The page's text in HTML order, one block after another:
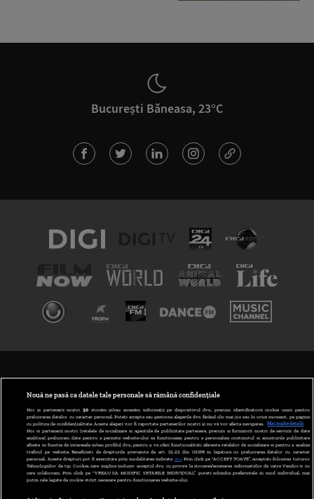
București Băneasa, 23°C
ABONARE DIGI TV
GESTIONAȚI PREFERINȚELE
CODUL DIGI24
CAMERE WEB
Nouă ne pasă ca datele tale personale să rămână confidențiale
Noi și partenerii noștri 30stocăm și/sau accesăm informații pe dispozitivul dvs., precum identificatorii cookie unici pentru
prelucrarea datelor cu caracter personal. Puteți accepta sau gestiona alegerile dvs. făcând clic mai jos sau în orice moment, pe pagina
cu politica de confidențialitate. Aceste alegeri vor fi raportate partenerilor noștri și nu vă vor afecta navigarea.
Mai multe detalii
Noi si partenerii nostri (retelele de socializare si agentiile de publicitate partenere, precum si furnizorii nostri de servicii de date
analitice) prelucram date pentru a permite website-ului sa functioneze, pentru a personaliza continutul si anunturile publicitare
afisate in functie de interesele si/sau profilul dvs., pentru a va oferi functionalitati aferente retelelor de socializare si pentru a analiza
traficul pe website. Beneficiati de drepturile prevazute de art. 15-22 din GDPR in legatura cu prelucrarea datelor cu caracter
personal. Aceste drepturi pot fi exercitate prin modalitatea indicata aici. Prin click pe “ACCEPT TOATE”, acceptati folosirea tuturor
Tehnologiilor de tip Cookie, care implica inclusiv acceptul dvs. cu privire la stocarea/accesarea informatiilor de catre Vendor-ii cu
care colaboram. Prin click pe “VREAU SA MODIFIC SETARILE INDIVIDUAL” puteti schimba preferintele in mod individual, mai
putin cele legate de cookie strict necesare pentru functionarea website-ului.